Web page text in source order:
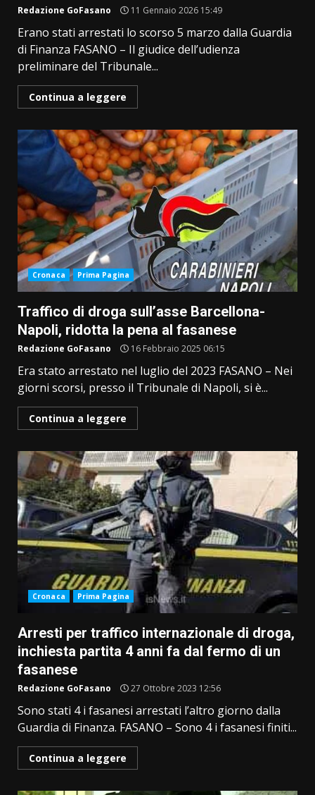
Redazione GoFasano 11 Gennaio 2026 15:49
Erano stati arrestati lo scorso 5 marzo dalla Guardia
di Finanza FASANO – Il giudice dell’udienza
preliminare del Tribunale...
Continua a leggere
Cronaca Prima Pagina
Traffico di droga sull’asse Barcellona-
Napoli, ridotta la pena al fasanese
Redazione GoFasano 16 Febbraio 2025 06:15
Era stato arrestato nel luglio del 2023 FASANO – Nei
giorni scorsi, presso il Tribunale di Napoli, si è...
Continua a leggere
Cronaca Prima Pagina
Arresti per traffico internazionale di droga,
inchiesta partita 4 anni fa dal fermo di un
fasanese
Redazione GoFasano 27 Ottobre 2023 12:56
Sono stati 4 i fasanesi arrestati l’altro giorno dalla
Guardia di Finanza. FASANO – Sono 4 i fasanesi finiti...
Continua a leggere